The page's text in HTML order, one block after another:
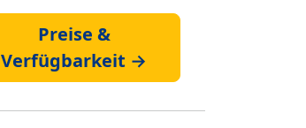
Preise &
Verfügbarkeit →